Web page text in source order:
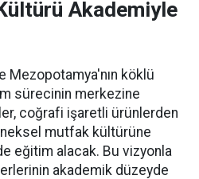
Akademiyle
Mezopotamya'nın köklü
sürecinin merkezine
coğrafi işaretli ürünlerden
mutfak kültürüne
eğitim alacak. Bu vizyonla
akademik düzeyde